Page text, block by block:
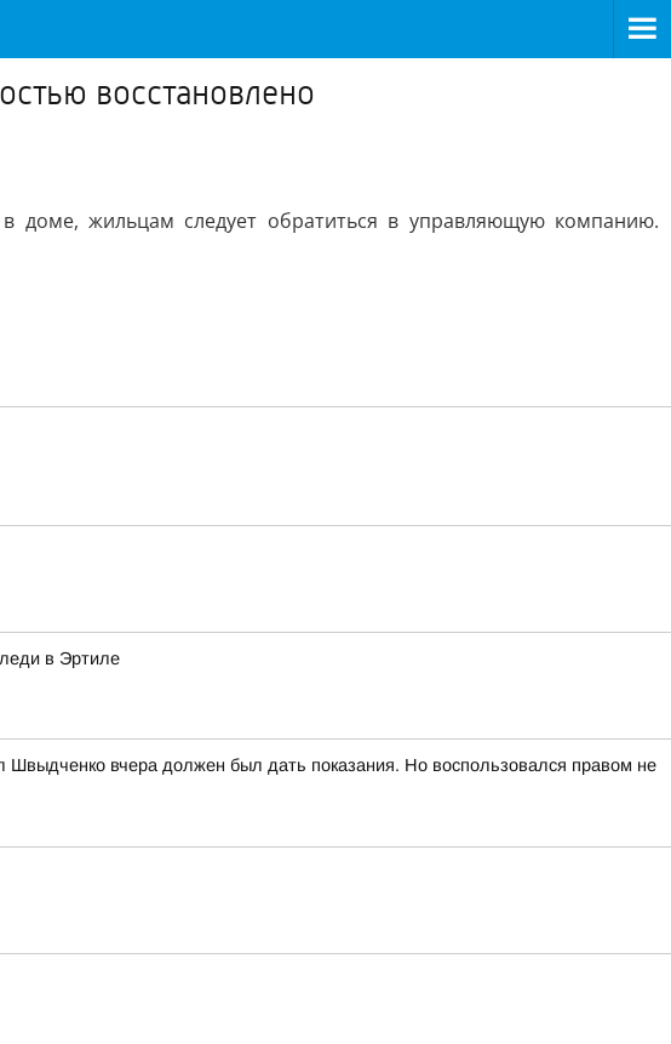
восстановлено
доме, жильцам следует обратиться в управляющую компанию.
в Эртиле
Швыдченко вчера должен был дать показания. Но воспользовался правом не